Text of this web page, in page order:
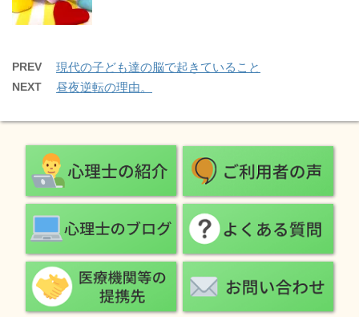
PREV 現代の子ども達の脳で起きていること
NEXT 昼夜逆転の理由。